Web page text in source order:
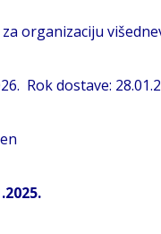
organizaciju
Rok dostave: